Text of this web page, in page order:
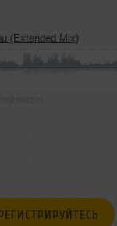
(Extended Mix)